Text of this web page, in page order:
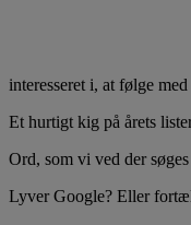
interesseret i, at følge
Et hurtigt kig på årets
Ord, som vi ved der
Lyver Google? Eller